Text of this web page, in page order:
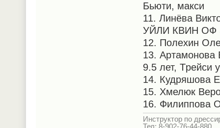
Бьюти, макси
11. Линёва
УЙЛИ КВИН ОФ
12. Полехин
13. Артамонова
9.5 лет, Tрейси
14. Кудряшова
15. Хмелюк
16. Филиппова
Инструктор по